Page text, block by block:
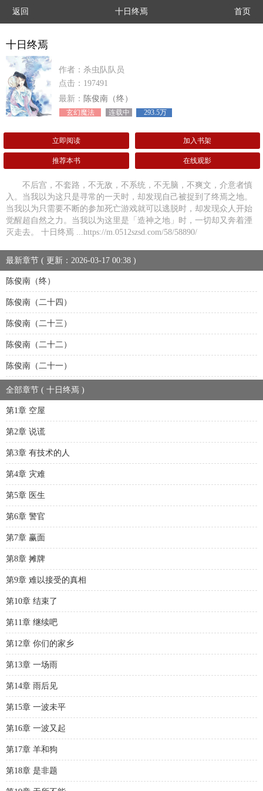
返回 十日终焉 首页
十日终焉
作者：杀虫队队员
点击：197491
最新： 陈俊南（终）
玄幻魔法 连载中 293.5万
立即阅读 加入书架
推荐本书 在线观影
不后宫，不套路，不无敌，不系统，不无脑，不爽文，介意者慎
入。当我以为这只是寻常的一天时，却发现自己被捉到了终焉之地。
当我以为只需要不断的参加死亡游戏就可以逃脱时，却发现众人开始
觉醒超自然之力。当我以为这里是「造神之地」时，一切却又奔着湮
灭走去。 十日终焉 ...https://m.0512szsd.com/58/58890/
最新章节 ( 更新：2026-03-17 00:38 )
陈俊南（终）
陈俊南（二十四）
陈俊南（二十三）
陈俊南（二十二）
陈俊南（二十一）
全部章节 ( 十日终焉 )
第1章 空屋
第2章 说谎
第3章 有技术的人
第4章 灾难
第5章 医生
第6章 警官
第7章 赢面
第8章 摊牌
第9章 难以接受的真相
第10章 结束了
第11章 继续吧
第12章 你们的家乡
第13章 一场雨
第14章 雨后见
第15章 一波未平
第16章 一波又起
第17章 羊和狗
第18章 是非题